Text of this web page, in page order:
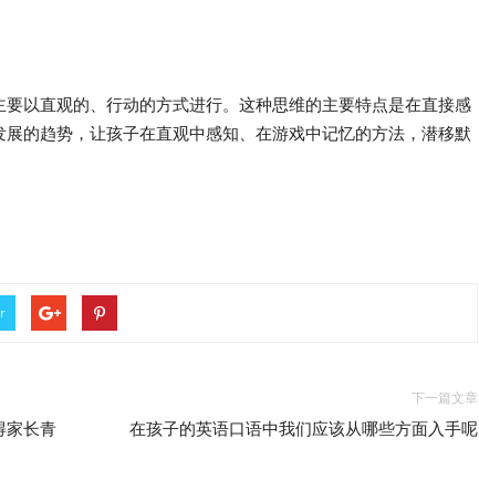
直观的、行动的方式进行。这种思维的主要特点是在直接感
的趋势，让孩子在直观中感知、在游戏中记忆的方法，潜移默
家长青
下一篇文章
在孩子的英语口语中我们应该从哪些方面入手呢